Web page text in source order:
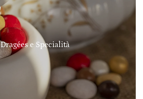
Dragées e Specialità